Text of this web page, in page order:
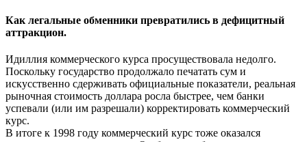
Как легальные обменники превратились в дефицитный
аттракцион.
Идиллия коммерческого курса просуществовала недолго.
Поскольку государство продолжало печатать сум и
искусственно сдерживать официальные показатели, реальная
рыночная стоимость доллара росла быстрее, чем банки
успевали (или им разрешали) корректировать коммерческий
курс.
В итоге к 1998 году коммерческий курс тоже оказался